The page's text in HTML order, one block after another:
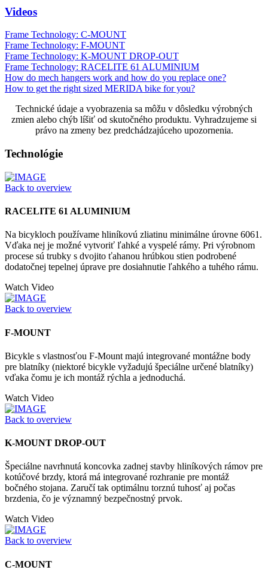
Videos
Frame Technology: C-MOUNT
Frame Technology: F-MOUNT
Frame Technology: K-MOUNT DROP-OUT
Frame Technology: RACELITE 61 ALUMINIUM
How do mech hangers work and how do you replace one?
How to get the right sized MERIDA bike for you?
Technické údaje a vyobrazenia sa môžu v dôsledku výrobných
zmien alebo chýb líšiť od skutočného produktu. Vyhradzujeme si
právo na zmeny bez predchádzajúceho upozornenia.
Technológie
Back to overview
RACELITE 61 ALUMINIUM
Na bicykloch používame hliníkovú zliatinu minimálne úrovne 6061.
Vďaka nej je možné vytvoriť ľahké a vyspelé rámy. Pri výrobnom
procese sú trubky s dvojito ťahanou hrúbkou stien podrobené
dodatočnej tepelnej úprave pre dosiahnutie ľahkého a tuhého rámu.
Watch Video
Back to overview
F-MOUNT
Bicykle s vlastnosťou F-Mount majú integrované montážne body
pre blatníky (niektoré bicykle vyžadujú špeciálne určené blatníky)
vďaka čomu je ich montáž rýchla a jednoduchá.
Watch Video
Back to overview
K-MOUNT DROP-OUT
Špeciálne navrhnutá koncovka zadnej stavby hliníkových rámov pre
kotúčové brzdy, ktorá má integrované rozhranie pre montáž
bočného stojana. Zaručí tak optimálnu torznú tuhosť aj počas
brzdenia, čo je významný bezpečnostný prvok.
Watch Video
Back to overview
C-MOUNT